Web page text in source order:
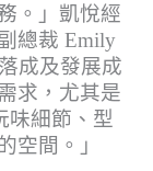
。」凱悅經
總裁 Emily
成及發展成
求，尤其是
細節、型
空間。」